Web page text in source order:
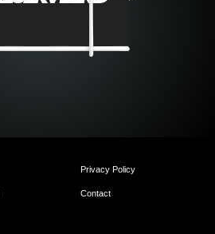
Privacy Policy
Contact